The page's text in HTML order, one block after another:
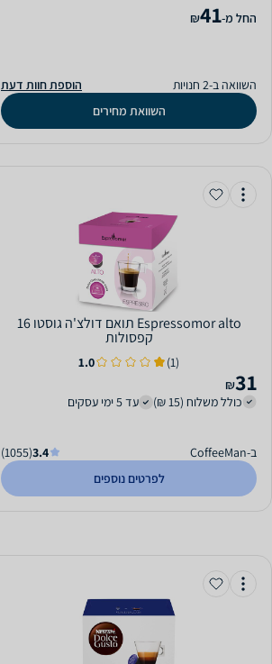
‫החל מ-41
₪
השוואה ב-2 חנויות
הוספת חוות דעת
השוואת מחירים
Espressomor alto תואם דולצ'ה גוסטו 16
קפסולות
(1)
1.0
31
₪
כולל משלוח (15 ₪)
עד 5 ימי עסקים
ב-CoffeeMan 3.4
(1055)
לפרטים נוספים